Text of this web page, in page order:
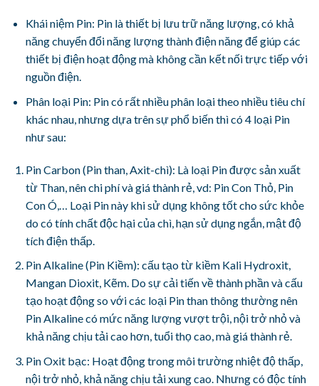
Khái niệm Pin: Pin là thiết bị lưu trữ năng lượng, có khả
năng chuyển đổi năng lượng thành điện năng để giúp các
thiết bị điện hoạt động mà không cần kết nối trực tiếp với
nguồn điện.
Phân loại Pin: Pin có rất nhiều phân loại theo nhiều tiêu chí
khác nhau, nhưng dựa trên sự phổ biến thì có 4 loại Pin
như sau:
Pin Carbon (Pin than, Axit-chì): Là loại Pin được sản xuất
từ Than, nên chi phí và giá thành rẻ, vd: Pin Con Thỏ, Pin
Con Ó,… Loại Pin này khi sử dụng không tốt cho sức khỏe
do có tính chất độc hại của chì, hạn sử dụng ngắn, mật độ
tích điện thấp.
Pin Alkaline (Pin Kiềm): cấu tạo từ kiềm Kali Hydroxit,
Mangan Dioxit, Kẽm. Do sự cải tiến về thành phần và cấu
tạo hoạt động so với các loại Pin than thông thường nên
Pin Alkaline có mức năng lượng vượt trội, nội trở nhỏ và
khả năng chịu tải cao hơn, tuổi thọ cao, mà giá thành rẻ.
Pin Oxit bạc: Hoạt động trong môi trường nhiệt độ thấp,
nội trở nhỏ, khả năng chịu tải xung cao. Nhưng có độc tính